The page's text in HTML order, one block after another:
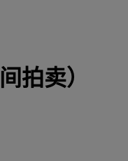
拍卖）